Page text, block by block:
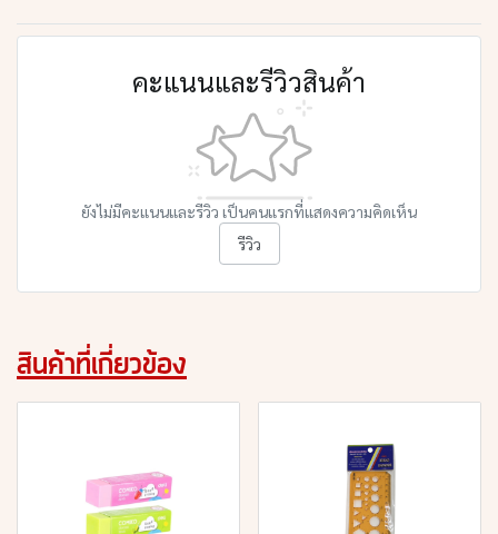
คะแนนและรีวิวสินค้า
ยังไม่มีคะแนนและรีวิว เป็นคนแรกที่แสดงความคิดเห็น
รีวิว
สินค้าที่เกี่ยวข้อง